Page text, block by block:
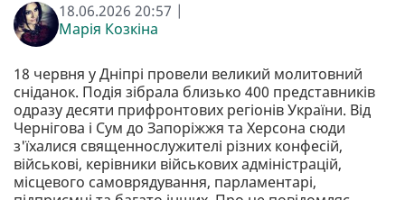
18.06.2026 20:57 |
Марія Козкіна
18 червня у Дніпрі провели великий молитовний
сніданок. Подія зібрала близько 400 представників
одразу десяти прифронтових регіонів України. Від
Чернігова і Сум до Запоріжжя та Херсона сюди
з'їхалися священнослужителі різних конфесій,
військові, керівники військових адміністрацій,
місцевого самоврядування, парламентарі,